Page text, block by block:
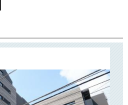
魅力的。
ク置き場もございます。
、多彩な間取りとタイプを揃えていま
と」やコンビニがございますほか、
ど近く、日々のお買い物にとても便利